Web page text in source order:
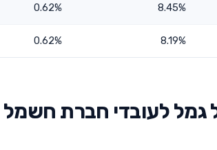
8.45%
0.62%
8.19%
0.62%
גמל לעובדי חברת חשמל